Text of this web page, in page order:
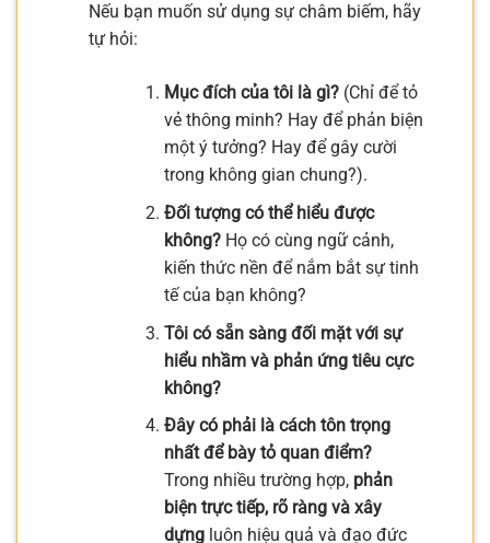
Nếu bạn muốn sử dụng sự châm biếm, hãy
tự hỏi:
Mục đích của tôi là gì?(Chỉ để tỏ
vẻ thông minh? Hay để phản biện
một ý tưởng? Hay để gây cười
trong không gian chung?).
Đối tượng có thể hiểu được
không?Họ có cùng ngữ cảnh,
kiến thức nền để nắm bắt sự tinh
tế của bạn không?
Tôi có sẵn sàng đối mặt với sự
hiểu nhầm và phản ứng tiêu cực
không?
Đây có phải là cách tôn trọng
nhất để bày tỏ quan điểm?
Trong nhiều trường hợp, phản
biện trực tiếp, rõ ràng và xây
dựngluôn hiệu quả và đạo đức